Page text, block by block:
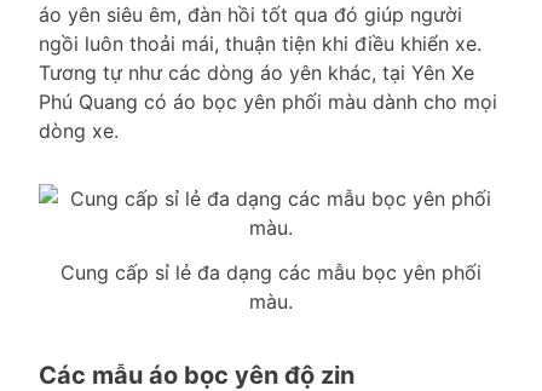
áo yên siêu êm, đàn hồi tốt qua đó giúp người
ngồi luôn thoải mái, thuận tiện khi điều khiển xe.
Tương tự như các dòng áo yên khác, tại Yên Xe
Phú Quang có áo bọc yên phối màu dành cho mọi
dòng xe.
Cung cấp sỉ lẻ đa dạng các mẫu bọc yên phối
màu.
Các mẫu áo bọc yên độ zin